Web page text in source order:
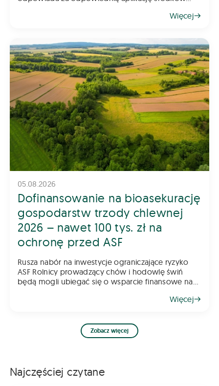
Więcej
05.08.2026
Dofinansowanie na bioasekurację
gospodarstw trzody chlewnej
2026 – nawet 100 tys. zł na
ochronę przed ASF
Rusza nabór na inwestycje ograniczające ryzyko
ASF Rolnicy prowadzący chów i hodowlę świń
będą mogli ubiegać się o wsparcie finansowe na
gospodarstwa. Pomoc ma na celu ograniczenie
Więcej
Zobacz więcej
Najczęściej czytane